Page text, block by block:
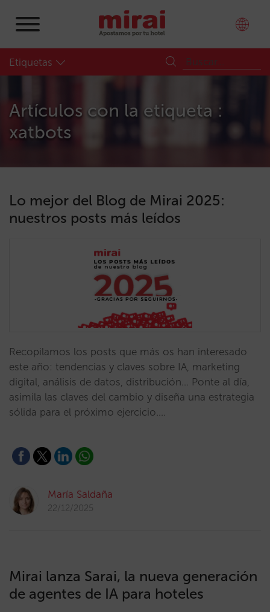
Etiquetas
Artículos con la etiqueta :
xatbots
Lo mejor del Blog de Mirai 2025:
nuestros posts más leídos
Recopilamos los posts que más os han interesado
este año: tendencias y claves sobre IA, marketing
digital, análisis de datos, distribución… Ponte al día,
asimila las claves del cambio y diseña una estrategia
sólida para el próximo ejercicio.…
María Saldaña
22/12/2025
Mirai lanza Sarai, la nueva generación
de agentes de IA para hoteles